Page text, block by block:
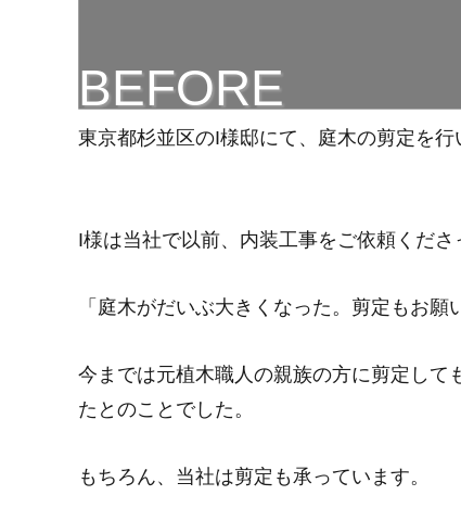
BEFORE
東京都杉並区のI様邸にて、庭木の剪定を行
I様は当社で以前、内装工事をご依頼くださ
「庭木がだいぶ大きくなった。剪定もお
今までは元植木職人の親族の方に剪定して
たとのことでした。
もちろん、当社は剪定も承っています。